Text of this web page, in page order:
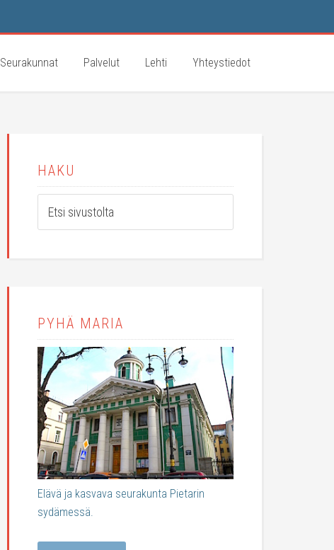
Seurakunnat Palvelut Lehti Yhteystiedot
HAKU
PYHÄ MARIA
Elävä ja kasvava seurakunta Pietarin
sydämessä.